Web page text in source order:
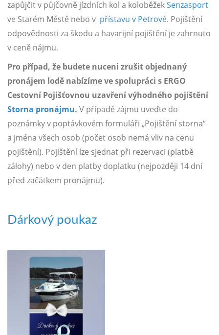
zapůjčit v půjčovně jízdních kol a koloběžekSenzasport
ve Starém Městě nebo v přístavu v Petrově. Pojištění
odpovědnosti za škodu a havarijní pojištění je zahrnuto
v ceně nájmu.
Pro případ, že budete nuceni zrušit objednaný
pronájem lodě nabízíme ve spolupráci s ERGO
Cestovní Pojišťovnou uzavření výhodného pojištění
Storna pronájmu. V případě zájmu uveďte do
poznámky v poptávkovém formuláři „Pojištění storna“
a jména všech osob (počet osob nemá vliv na cenu
pojištění). Pojištění lze sjednat při rezervaci (platbě
zálohy) nebo v den platby doplatku (nejpozději 14 dní
před začátkem pronájmu).
Dárkový poukaz